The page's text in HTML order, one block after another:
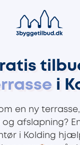
i
en ny
afslapning?
i Kolding